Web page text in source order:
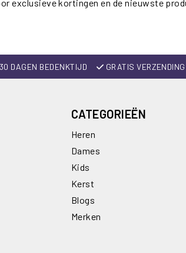
exclusieve kortingen en de nieuwste
DAGEN BEDENKTIJD GRATIS
CATEGORIEËN
Heren
Dames
Kids
Kerst
Blogs
Merken